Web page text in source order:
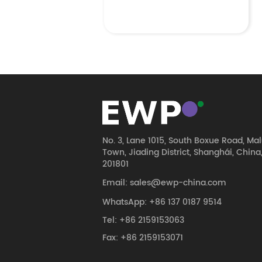
No. 3, Lane 1015, South Boxue Road,
Town, Jiading District, Shanghái, China,
201801
Email: sales@ewp-china.com
WhatsApp: +86 137 0187 9514
Tel: +86 2159153063
Fax: +86 2159153071